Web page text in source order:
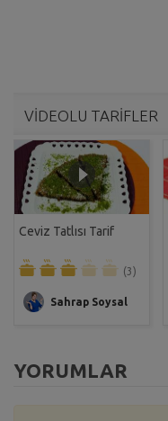
VİDEOLU TARİFLER
Ceviz Tatlısı Tarif
(3)
Sahrap Soysal
YORUMLAR